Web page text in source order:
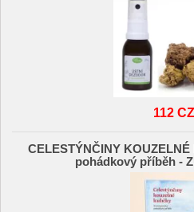
112
CELESTÝNČINY
pohádkový příběh -